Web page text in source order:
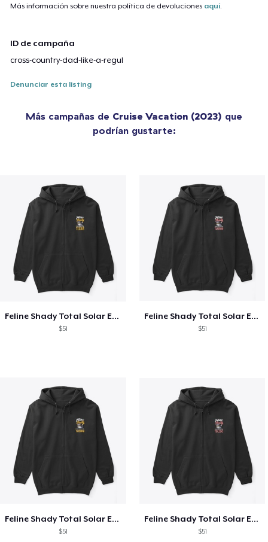
Más información sobre nuestra política de devoluciones aquí.
ID de campaña
cross-country-dad-like-a-regul
Denunciar esta listing
Más campañas de Cruise Vacation (2023) que
podrían gustarte:
Feline Shady Total Solar Eclipse Texas
$51
Feline Shady Total Solar Eclipse Tijuana
$51
Feline Shady Total Solar Eclipse Tijuana
$51
Feline Shady Total Solar Eclipse Toledo
$51